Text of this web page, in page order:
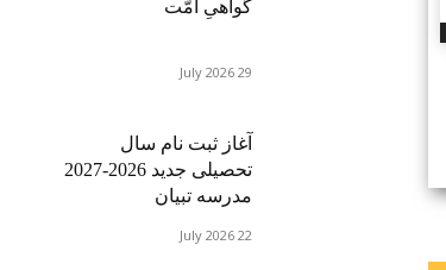
گواهیِ امّت
29 July 2026
آغاز ثبت نام سال
تحصیلی جدید 2026-2027
مدرسه تبیان
22 July 2026